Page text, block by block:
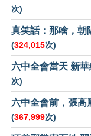
次)
真笑話：那啥，
(324,015次)
六中全會當天 新
次)
六中全會前，張高
(367,999次)